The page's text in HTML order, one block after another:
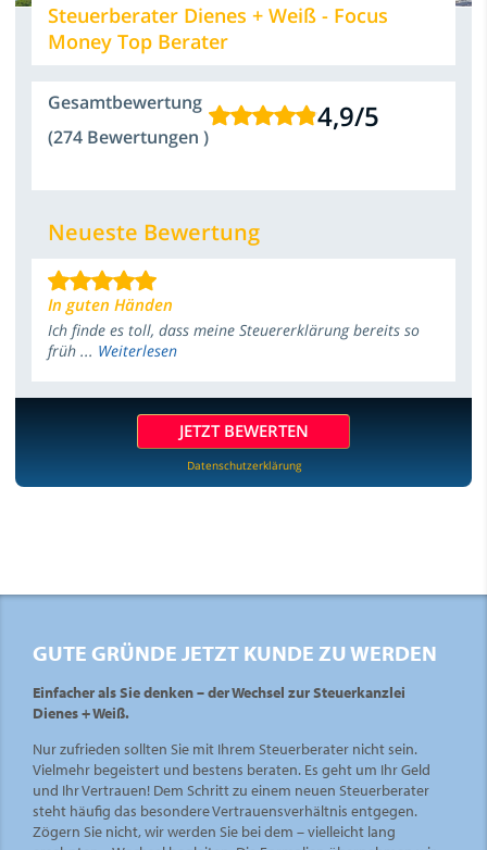
Steuerberater Dienes + Weiß - Focus
Money Top Berater
Gesamtbewertung
(274 Bewertungen )
4,9/5
Neueste Bewertung
In guten Händen
Ich finde es toll, dass meine Steuererklärung bereits so
früh ... Weiterlesen
JETZT BEWERTEN
Datenschutzerklärung
GUTE GRÜNDE JETZT KUNDE ZU WERDEN
Einfacher als Sie denken – der Wechsel zur Steuerkanzlei
Dienes + Weiß.
Nur zufrieden sollten Sie mit Ihrem Steuerberater nicht sein.
Vielmehr begeistert und bestens beraten. Es geht um Ihr Geld
und Ihr Vertrauen! Dem Schritt zu einem neuen Steuerberater
steht häufig das besondere Vertrauensverhältnis entgegen.
Zögern Sie nicht, wir werden Sie bei dem – vielleicht lang